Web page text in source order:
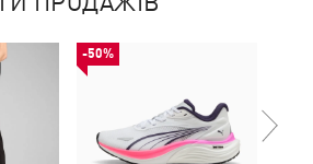
-50%